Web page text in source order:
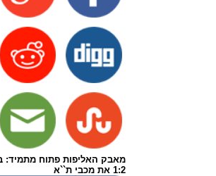
מאבק האליפות פתוח מתמיד:
1:2 את מכבי ת``א